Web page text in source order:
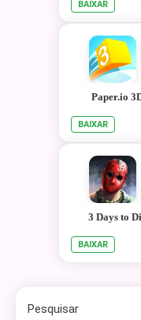
BAIXAR
Paper.io
BAIXAR
3 Days to
BAIXAR
Pesquisar